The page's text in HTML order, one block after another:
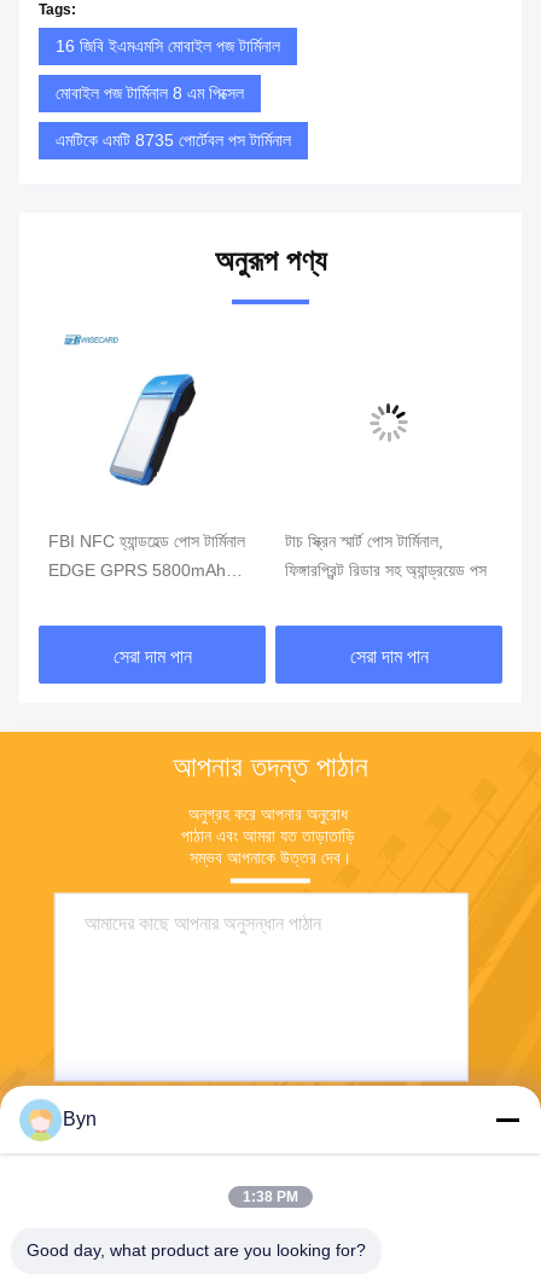
Tags:
16 জিবি ইএমএমসি মোবাইল পজ টার্মিনাল
মোবাইল পজ টার্মিনাল 8 এম পিক্সেল
এমটিকে এমটি 8735 পোর্টেবল পস টার্মিনাল
অনুরূপ পণ্য
FBI NFC হ্যান্ডহেল্ড পোস টার্মিনাল
EDGE GPRS 5800mAh
সেরা দাম পান
টাচ স্ক্রিন স্মার্ট পোস টার্মিনাল,
ফিঙ্গারপ্রিন্ট রিডার সহ অ্যান্ড্রয়েড পস
সেরা দাম পান
আপনার তদন্ত পাঠান
অনুগ্রহ করে আপনার অনুরোধ
পাঠান এবং আমরা যত তাড়াতাড়ি
সম্ভব আপনাকে উত্তর দেব।
Byn
1:38 PM
Good day, what product are you looking for?